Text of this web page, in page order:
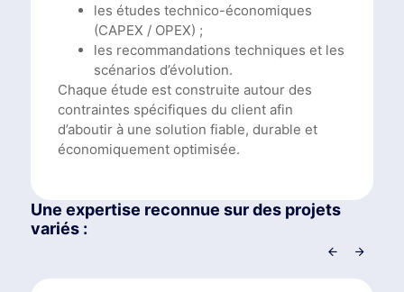
les études technico-économiques
(CAPEX / OPEX) ;
les recommandations techniques et les
scénarios d’évolution.
Chaque étude est construite autour des
contraintes spécifiques du client afin
d’aboutir à une solution fiable, durable et
économiquement optimisée.
Une expertise reconnue sur des projets
variés :